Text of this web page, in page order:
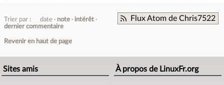
Flux Atom de Chris7522
Trier par : date note
intérêt
dernier commentaire
Revenir en haut de page
Sites amis À propos de LinuxFr.org